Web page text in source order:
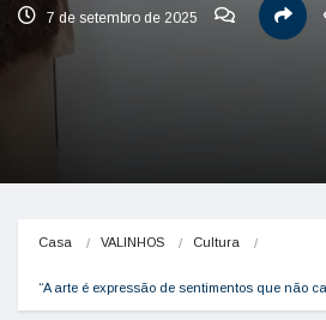
7 de setembro de 2025
Casa VALINHOS Cultura
“A arte é expressão de sentimentos que não